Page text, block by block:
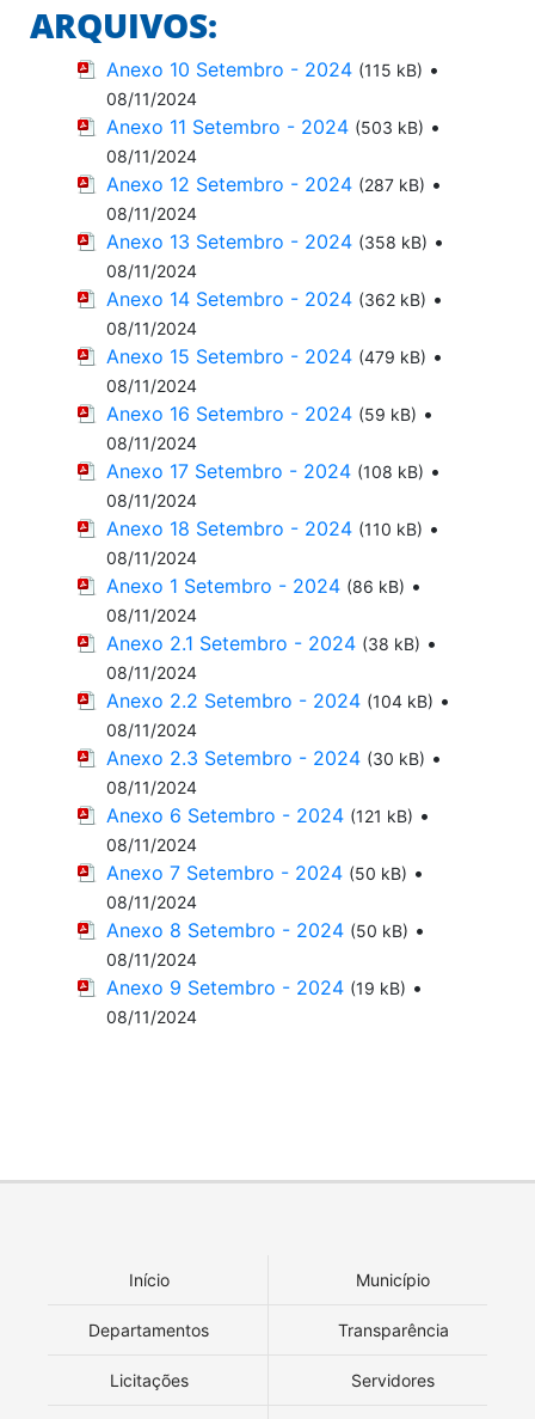
ARQUIVOS:
Anexo 10 Setembro - 2024 (115 kB) •
08/11/2024
Anexo 11 Setembro - 2024 (503 kB) •
08/11/2024
Anexo 12 Setembro - 2024 (287 kB) •
08/11/2024
Anexo 13 Setembro - 2024 (358 kB) •
08/11/2024
Anexo 14 Setembro - 2024 (362 kB) •
08/11/2024
Anexo 15 Setembro - 2024 (479 kB) •
08/11/2024
Anexo 16 Setembro - 2024 (59 kB) •
08/11/2024
Anexo 17 Setembro - 2024 (108 kB) •
08/11/2024
Anexo 18 Setembro - 2024 (110 kB) •
08/11/2024
Anexo 1 Setembro - 2024 (86 kB) •
08/11/2024
Anexo 2.1 Setembro - 2024 (38 kB) •
08/11/2024
Anexo 2.2 Setembro - 2024 (104 kB) •
08/11/2024
Anexo 2.3 Setembro - 2024 (30 kB) •
08/11/2024
Anexo 6 Setembro - 2024 (121 kB) •
08/11/2024
Anexo 7 Setembro - 2024 (50 kB) •
08/11/2024
Anexo 8 Setembro - 2024 (50 kB) •
08/11/2024
Anexo 9 Setembro - 2024 (19 kB) •
08/11/2024
Início Município
Departamentos Transparência
Licitações Servidores